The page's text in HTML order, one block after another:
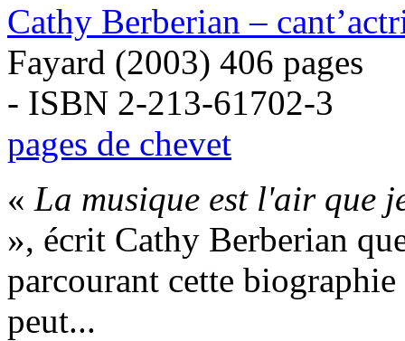
Cathy Berberian –
Fayard (2003) 406 pages
- ISBN 2-213-61702-3
pages de chevet
« La musique est l'air que
», écrit Cathy Berberian
parcourant cette
peut...